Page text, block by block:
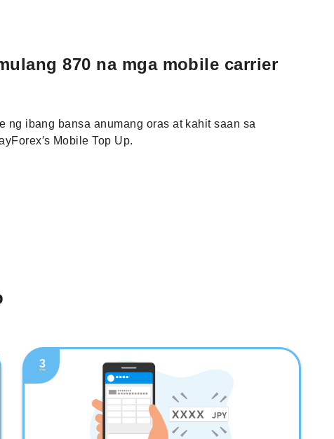
870 na mga mobile carrier
ng ibang bansa anumang oras at kahit saan sa
Mobile Top Up.
3